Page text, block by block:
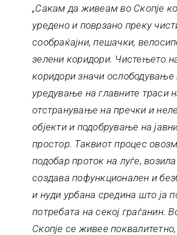
„Сакам да живеам во Скопје
уредено и поврзано преку
сообраќајни, пешачки,
зелени коридори. Чистењето
коридори значи ослободување
уредување на главните траси
отстранување на пречки и
објекти и подобрување на
простор. Таквиот процес
подобар проток на луѓе,
создава пофункционален и
и нуди урбана средина што ја
потребата на секој граѓанин.
Скопје се живее